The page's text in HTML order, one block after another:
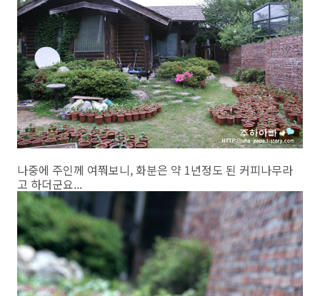
나중에 주인께 여쭤보니, 화분은 약 1년정도 된 커피나무라
고 하더군요...